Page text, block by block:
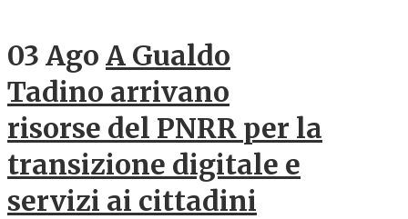
03 Ago A Gualdo
Tadino arrivano
risorse del PNRR per la
transizione digitale e
servizi ai cittadini